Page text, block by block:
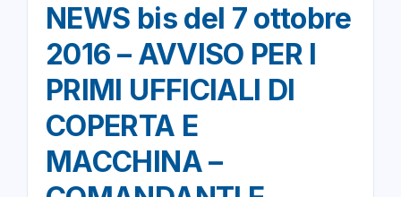
NEWS bis del 7 ottobre
2016 – AVVISO PER I
PRIMI UFFICIALI DI
COPERTA E
MACCHINA –